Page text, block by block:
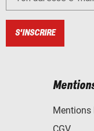
S'INSCRIRE
Mentions